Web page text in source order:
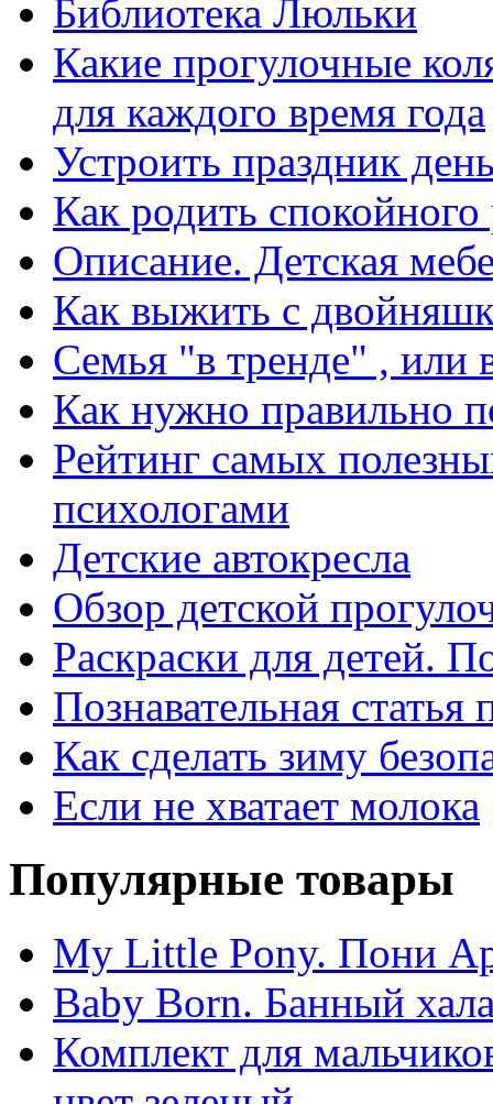
Библиотека Люльки
Какие прогулочные
для каждого время года
Устроить праздник
Как родить спокойного
Описание. Детская
Как выжить с
Семья "в тренде" , или
Как нужно правильно
Рейтинг самых
психологами
Детские автокресла
Обзор детской
Раскраски для детей.
Познавательная
Как сделать зиму
Если не хватает молока
Популярные товары
My Little Pony. Пони
Baby Born. Банный
Комплект для